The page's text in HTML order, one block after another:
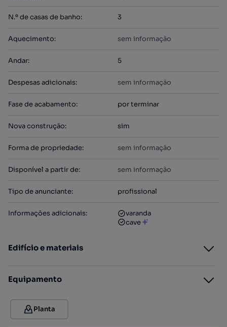
N.º de casas de banho: 3
Aquecimento: sem informação
Andar: 5
Despesas adicionais: sem informação
Fase de acabamento: por terminar
Nova construção: sim
Forma de propriedade: sem informação
Disponível a partir de: sem informação
Tipo de anunciante: profissional
Informações adicionais:
varanda
cave
Edifício e materiais
Equipamento
Planta